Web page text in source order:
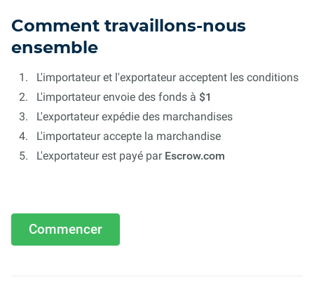
Comment travaillons-nous
ensemble
L'importateur et l'exportateur acceptent les conditions
L'importateur envoie des fonds à $1
L'exportateur expédie des marchandises
L'importateur accepte la marchandise
L'exportateur est payé par Escrow.com
Commencer